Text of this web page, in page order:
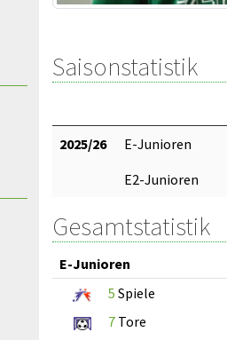
Saisonstatistik
2025/26 E-Junioren
E2-Junioren
Gesamtstatistik
E-Junioren
5 Spiele
7 Tore